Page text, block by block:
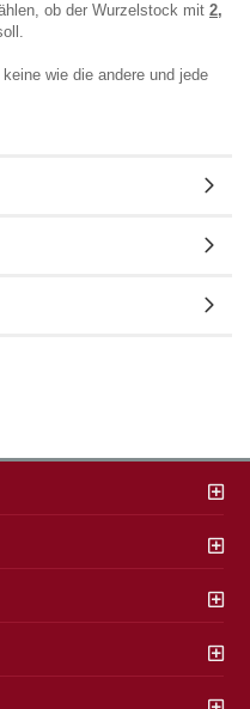
ob der Wurzelstock mit 2,
wie die andere und jede